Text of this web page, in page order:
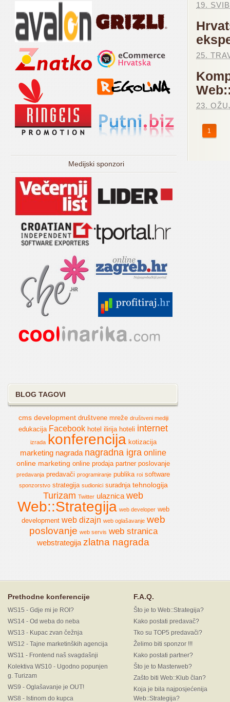
19.
25.
23.
1
Medijski sponzori
BLOG TAGOVI
cms development društvene mreže društveni mediji
edukacija Facebook hotel ilirija hoteli internet
izrada konferencija kotizacija
marketing nagrada nagradna igra online
online marketing online prodaja partner poslovanje
predavanja predavači programiranje publika roi software
sponzorstvo strategija sudionici suradnja tehnologija
Turizam Twitter ulaznica web
Web::Strategija web developer web
development web dizajn web oglašavanje web
poslovanje web servis web stranica
webstrategija zlatna nagrada
Prethodne konferencije
WS15 - Gdje mi je ROI?
WS14 - Od weba do neba
WS13 - Kupac zvan čežnja
WS12 - Tajne marketinških agencija
WS11 - Frontend naš svagdašnji
Kolektiva WS10 - Ugodno popunjen
g. Turizam
WS9 - Oglašavanje je OUT!
WS8 - Istinom do kupca
F.A.Q.
Što je to Web::Strategija?
Kako postati predavač?
Tko su TOP5 predavači?
Želimo biti sponzor !!!
Kako postati partner?
Što je to Masterweb?
Zašto biti Web::Klub član?
Koja je bila najposjećenija
Web::Strategija?